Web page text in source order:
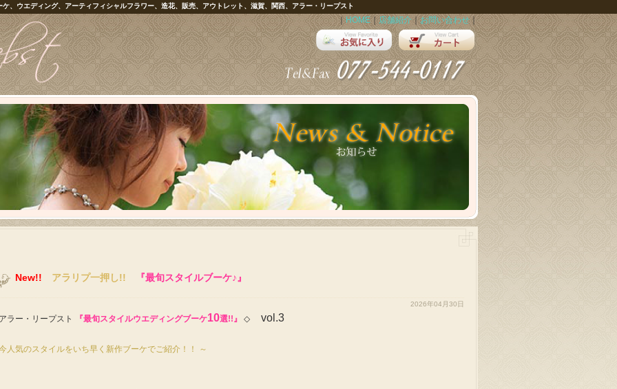
ケ、ウエディング、アーティフィシャルフラワー、造花、販売、アウトレット、滋賀、関西、アラー・リープスト
｜ HOME｜ 店舗紹介 ｜お問い合わせ｜
New!! アラリプ一押し!! 『最旬スタイルブーケ♪』
2026年04月30日
ラー・リープスト 『最旬スタイルウエディングブーケ10選!!』 ◇ vol.3
人気のスタイルをいち早く新作ブーケでご紹介！！ ～